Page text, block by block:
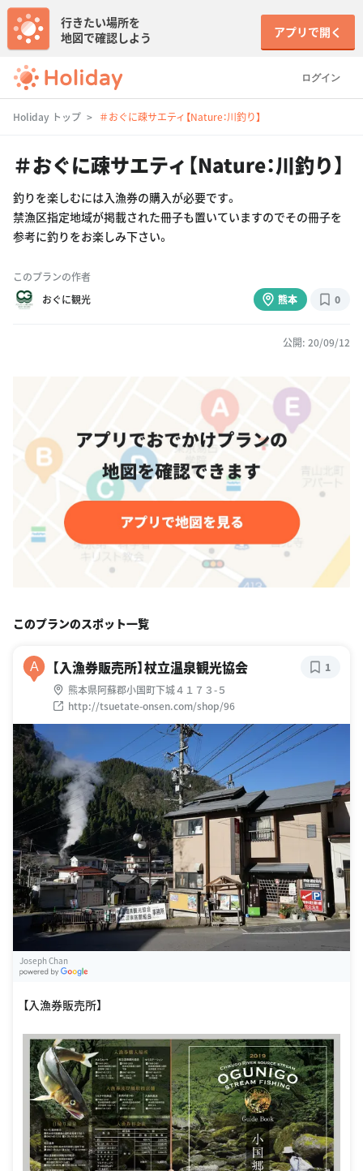
ログイン
行きたい場所を
地図で確認しよう
アプリで開く
Holiday トップ ＃おぐに疎サエティ【Nature：川釣り】
＃おぐに疎サエティ【Nature：川釣り】
釣りを楽しむには入漁券の購入が必要です。
禁漁区指定地域が掲載された冊子も置いていますのでその冊子を
参考に釣りをお楽しみ下さい。
このプランの作者
おぐに観光
熊本 0
公開: 20/09/12
このプランのスポット一覧
A 【入漁券販売所】杖立温泉観光協会
熊本県阿蘇郡小国町下城４１７３-５
http://tsuetate-onsen.com/shop/96
1
Joseph Chan
【入漁券販売所】